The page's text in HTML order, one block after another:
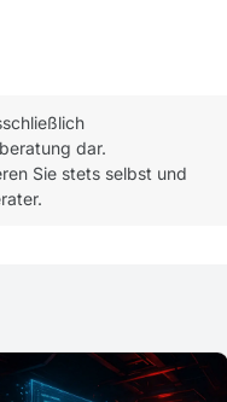
dar.
Sie stets selbst und